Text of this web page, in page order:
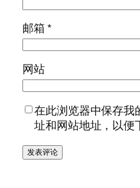
邮箱*
网站
在此浏览器中保存我
址和网站地址，以便